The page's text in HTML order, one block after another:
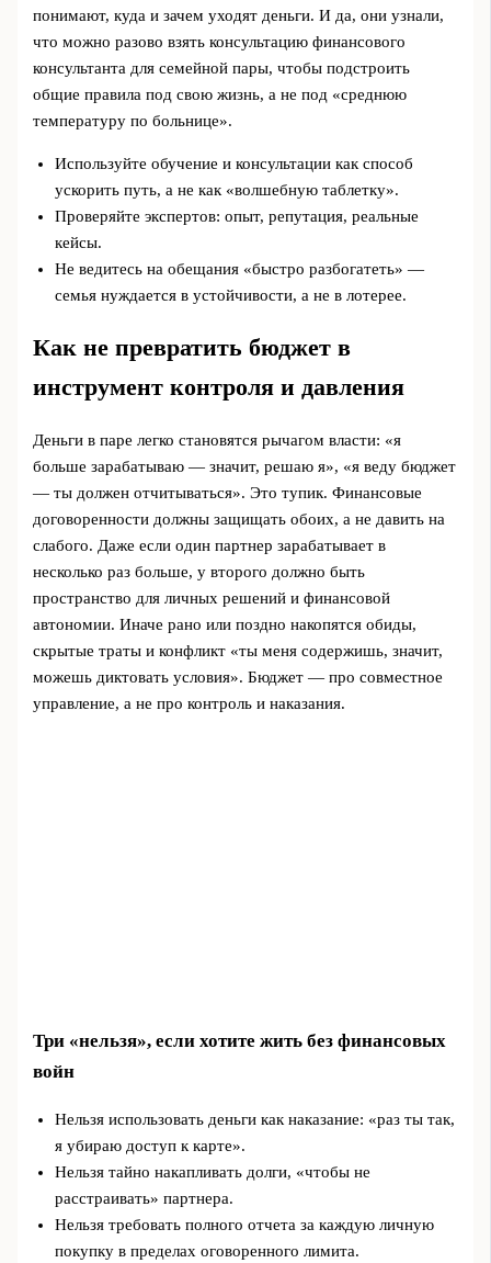
понимают, куда и зачем уходят деньги. И да, они узнали,
что можно разово взять консультацию финансового
консультанта для семейной пары, чтобы подстроить
общие правила под свою жизнь, а не под «среднюю
температуру по больнице».
Используйте обучение и консультации как способ
ускорить путь, а не как «волшебную таблетку».
Проверяйте экспертов: опыт, репутация, реальные
кейсы.
Не ведитесь на обещания «быстро разбогатеть» —
семья нуждается в устойчивости, а не в лотерее.
Как не превратить бюджет в
инструмент контроля и давления
Деньги в паре легко становятся рычагом власти: «я
больше зарабатываю — значит, решаю я», «я веду бюджет
— ты должен отчитываться». Это тупик. Финансовые
договоренности должны защищать обоих, а не давить на
слабого. Даже если один партнер зарабатывает в
несколько раз больше, у второго должно быть
пространство для личных решений и финансовой
автономии. Иначе рано или поздно накопятся обиды,
скрытые траты и конфликт «ты меня содержишь, значит,
можешь диктовать условия». Бюджет — про совместное
управление, а не про контроль и наказания.
Три «нельзя», если хотите жить без финансовых
войн
Нельзя использовать деньги как наказание: «раз ты так,
я убираю доступ к карте».
Нельзя тайно накапливать долги, «чтобы не
расстраивать» партнера.
Нельзя требовать полного отчета за каждую личную
покупку в пределах оговоренного лимита.